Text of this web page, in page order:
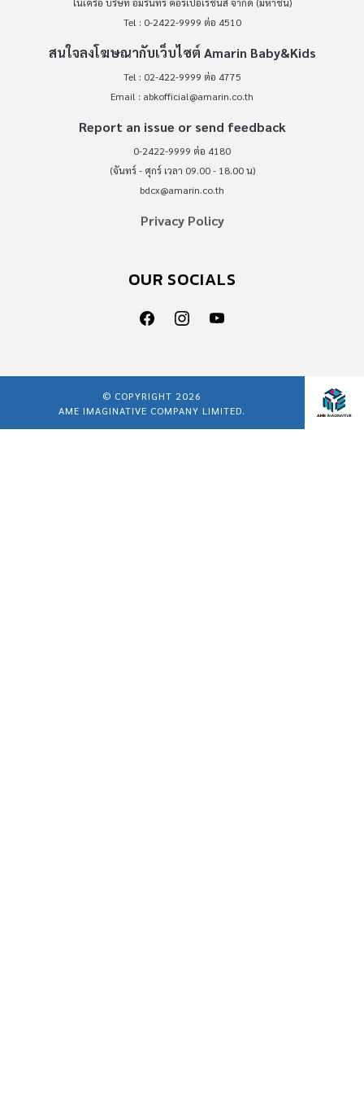
ในเครือ บริษัท อมรินทร์ คอร์เปอเรชั่นส์ จำกัด (มหาชน)
Tel : 0-2422-9999 ต่อ 4510
สนใจลงโฆษณากับเว็บไซต์ Amarin Baby&Kids
Tel : 02-422-9999 ต่อ 4775
Email : abkofficial@amarin.co.th
Report an issue or send feedback
0-2422-9999 ต่อ 4180
(จันทร์ - ศุกร์ เวลา 09.00 - 18.00 น)
bdcx@amarin.co.th
Privacy Policy
OUR SOCIALS
© COPYRIGHT 2026
AME IMAGINATIVE COMPANY LIMITED.